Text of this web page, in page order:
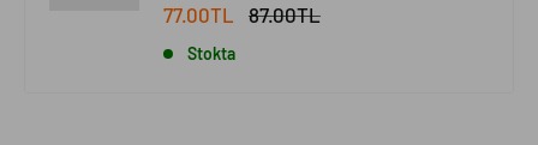
77.00TL 87.00TL
Stokta